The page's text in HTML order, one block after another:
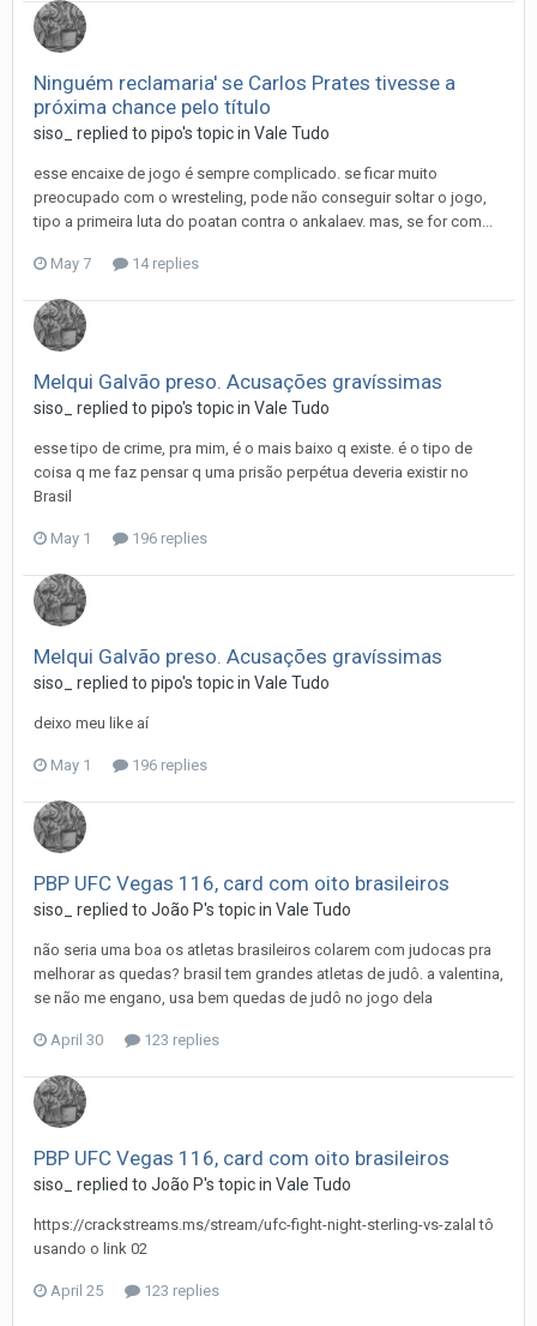
Ninguém reclamaria' se Carlos Prates tivesse a
próxima chance pelo título
siso_ replied to pipo's topic in Vale Tudo
esse encaixe de jogo é sempre complicado. se ficar muito
preocupado com o wresteling, pode não conseguir soltar o jogo,
tipo a primeira luta do poatan contra o ankalaev. mas, se for com...
May 7 14 replies
Melqui Galvão preso. Acusações gravíssimas
siso_ replied to pipo's topic in Vale Tudo
esse tipo de crime, pra mim, é o mais baixo q existe. é o tipo de
coisa q me faz pensar q uma prisão perpétua deveria existir no
Brasil
May 1 196 replies
Melqui Galvão preso. Acusações gravíssimas
siso_ replied to pipo's topic in Vale Tudo
deixo meu like aí
May 1 196 replies
PBP UFC Vegas 116, card com oito brasileiros
siso_ replied to João P's topic in Vale Tudo
não seria uma boa os atletas brasileiros colarem com judocas pra
melhorar as quedas? brasil tem grandes atletas de judô. a valentina,
se não me engano, usa bem quedas de judô no jogo dela
April 30 123 replies
PBP UFC Vegas 116, card com oito brasileiros
siso_ replied to João P's topic in Vale Tudo
https://crackstreams.ms/stream/ufc-fight-night-sterling-vs-zalal tô
usando o link 02
April 25 123 replies